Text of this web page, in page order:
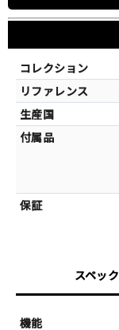
スペック